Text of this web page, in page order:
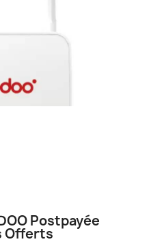
Postpayée
Offerts